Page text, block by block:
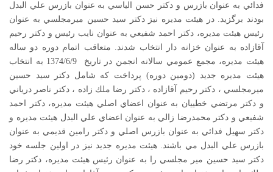
فدائي به عنوان بازرس و دكتر حسن الياسي به عنوان بازرس علي البدل
بودند برگزيد. در هيئت مديره نيز دكتر سيد حسين ميرمجلسي به عنوان
رئيس هيئت مديره، دكتر احمد شفيعي به عنوان نايب رئيس و دكتر رحيم
آقازاده به عنوان خزانه دار انتخاب شدند. متعاقب اتمام دوره دو ساله
هيئت مديره، مجمع عمومي سالانه انجمن در تاريخ 1374/6/9 به انتخاب
هيئت مديره جديد (دومين دوره) پرداخت كه شامل دكتر سيد حسين
ميرمجلسي ، دكتر رحيم آقازاده ، دكتر رضا ملك زاده ، دكتر ناصر درياني
و دكتر مرتضي خطييان به عنوان اعضاي اصلي هيئت مديره، دكتر احمد
شفيعي و دكتر محمدرضا زالي به عنوان اعضاي علي البدل هيئت مديره و
دكتر سهيل فدائي به عنوان بازرس اصلي و دكتر رامين قديمي به عنوان
بازرس علي البدل مي باشند. هيئت مديره جديد نيز در اولين جلسه خود
دكتر سيد حسين مير مجلسي را به عنوان رئيس هيئت مديره، دكتر رضا